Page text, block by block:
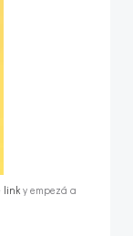
link y empezá a